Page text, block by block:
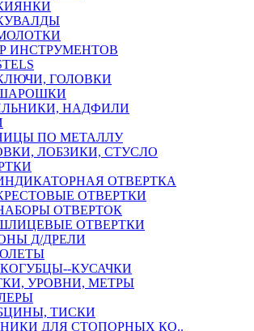
ИНСТРУМЕНТОВ
ГОЛОВКИ
НАДФИЛИ
ПО МЕТАЛЛУ
ЛОБЗИКИ, СТУСЛО
ОТВЕРТКА
ОТВЕРТКИ
ОТВЕРТОК
ОТВЕРТКИ
Д/ДРЕЛИ
КУСАЧКИ
УРОВНИ, МЕТРЫ
ТИСКИ
ДЛЯ СТОПОРНЫХ КО..